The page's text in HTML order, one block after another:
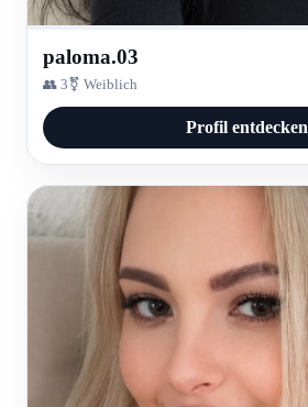
paloma.03
👥 3⚧ Weiblich
Profil entdecken